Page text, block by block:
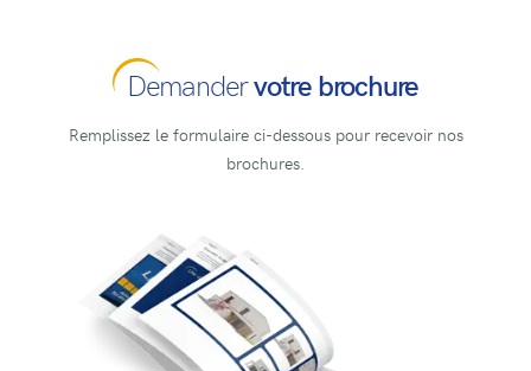
Demandervotre brochure
Remplissez le formulaire ci-dessous pour recevoir nos
brochures.